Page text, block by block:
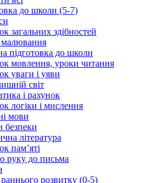
до школи (5-7)
загальних здібностей
підготовка до школи
мовлення, уроки читання
уваги і уяви
світ
і рахунок
логіки і мислення
мови
безпеки
література
пам’яті
руку до письма
розвитку (0-5)